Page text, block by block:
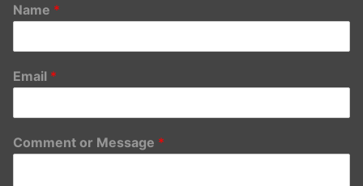
Name *
Email *
Comment or Message *